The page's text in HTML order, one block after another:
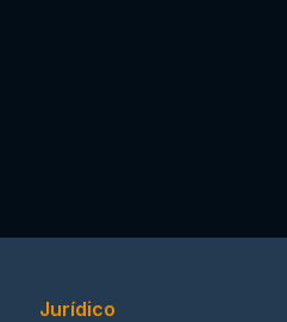
Jurídico